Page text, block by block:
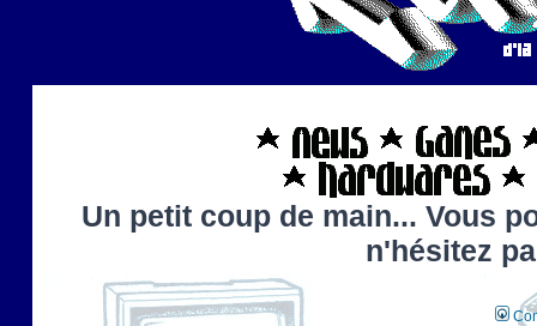
Un petit coup de main... Vous
n'hésitez